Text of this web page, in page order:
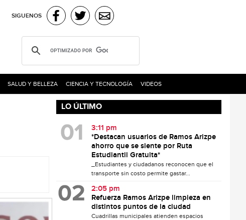
SIGUENOS
SALUD Y BELLEZA CIENCIA Y TECNOLOGÍA VIDEOS
LO ÚLTIMO
3:11 pm
*Destacan usuarios de Ramos Arizpe
ahorro que se siente por Ruta
Estudiantil Gratuita*
_Estudiantes y ciudadanos reconocen que el
transporte sin costo permite gastar...
2:05 pm
Refuerza Ramos Arizpe limpieza en
distintos puntos de la ciudad
Cuadrillas municipales atienden espacios